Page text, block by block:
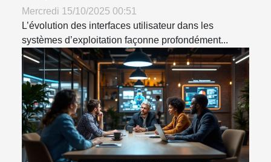
Mercredi 15/10/2025 00:51
L’évolution des interfaces utilisateur dans les
systèmes d’exploitation façonne profondément...